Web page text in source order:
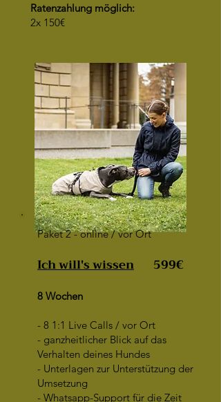
Ratenzahlung möglich:
2x 150€
Paket 2 - online / vor Ort
Ich will's wissen 599€
8 Wochen
- 8 1:1 Live Calls / vor Ort
- ganzheitlicher Blick auf das
Verhalten deines Hundes
- Unterlagen zur Unterstützung der
Umsetzung
- Whatsapp-Support für die Zeit